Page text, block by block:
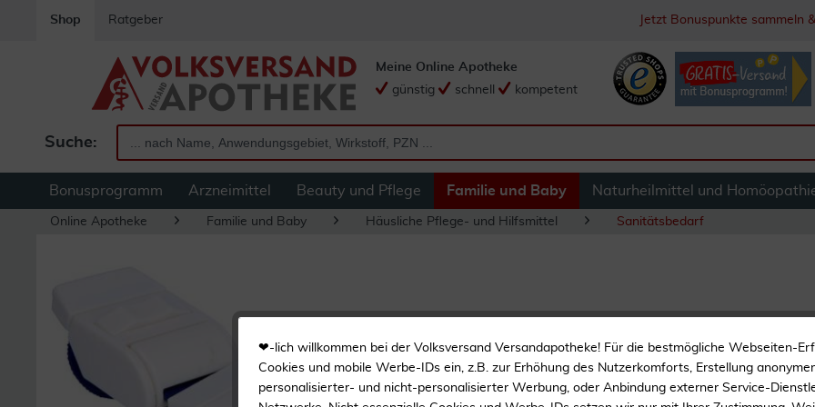
Shop Ratgeber Jetzt Bonuspunkte sammeln
Suche:
Meine Online Apotheke
günstig
schnell kompetent
Bonusprogramm Arzneimittel Beauty und Pflege Familie und Baby Naturheilmittel und
Online Apotheke Familie und Baby Häusliche Pflege- und Hilfsmittel Sanitätsbedarf
Venenstauer
❤-lich willkommen bei der Volksversand Versandapotheke! Für die bestmögliche Webseiten-
Cookies und mobile Werbe-IDs ein, z.B. zur Erhöhung des Nutzerkomforts, Erstellung
personalisierter- und nicht-personalisierter Werbung, oder Anbindung externer Service-